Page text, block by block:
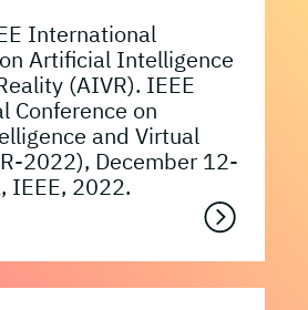
International
Artificial Intelligence
(AIVR). IEEE
Conference on
and Virtual
2022), December 12-
IEEE, 2022.